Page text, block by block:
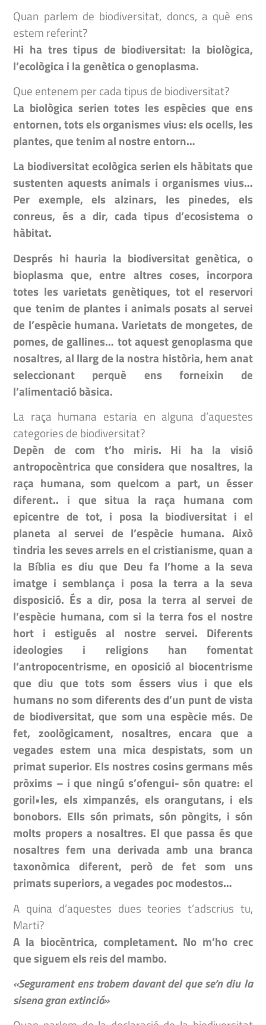
Quan parlem de biodiversitat, doncs, a què ens
estem referint?
Hi ha tres tipus de biodiversitat: la biològica,
l’ecològica i la genètica o genoplasma.
Que entenem per cada tipus de biodiversitat?
La biològica serien totes les espècies que ens
entornen, tots els organismes vius: els ocells, les
plantes, que tenim al nostre entorn…
La biodiversitat ecològica serien els hàbitats que
sustenten aquests animals i organismes vius…
Per exemple, els alzinars, les pinedes, els
conreus, és a dir, cada tipus d’ecosistema o
hàbitat.
Després hi hauria la biodiversitat genètica, o
bioplasma que, entre altres coses, incorpora
totes les varietats genètiques, tot el reservori
que tenim de plantes i animals posats al servei
de l’espècie humana. Varietats de mongetes, de
pomes, de gallines… tot aquest genoplasma que
nosaltres, al llarg de la nostra història, hem anat
seleccionant perquè ens forneixin de
l’alimentació bàsica.
La raça humana estaria en alguna d’aquestes
categories de biodiversitat?
Depèn de com t’ho miris. Hi ha la visió
antropocèntrica que considera que nosaltres, la
raça humana, som quelcom a part, un ésser
diferent.. i que situa la raça humana com
epicentre de tot, i posa la biodiversitat i el
planeta al servei de l’espècie humana. Això
tindria les seves arrels en el cristianisme, quan a
la Bíblia es diu que Deu fa l’home a la seva
imatge i semblança i posa la terra a la seva
disposició. És a dir, posa la terra al servei de
l’espècie humana, com si la terra fos el nostre
hort i estigués al nostre servei. Diferents
ideologies i religions han fomentat
l’antropocentrisme, en oposició al biocentrisme
que diu que tots som éssers vius i que els
humans no som diferents des d’un punt de vista
de biodiversitat, que som una espècie més. De
fet, zoològicament, nosaltres, encara que a
vegades estem una mica despistats, som un
primat superior. Els nostres cosins germans més
pròxims – i que ningú s’ofengui- són quatre: el
goril•les, els ximpanzés, els orangutans, i els
bonobors. Ells són primats, són pòngits, i són
molts propers a nosaltres. El que passa és que
nosaltres fem una derivada amb una branca
taxonòmica diferent, però de fet som uns
primats superiors, a vegades poc modestos…
A quina d’aquestes dues teories t’adscrius tu,
Marti?
A la biocèntrica, completament. No m’ho crec
que siguem els reis del mambo.
«Segurament ens trobem davant del que se’n diu la
sisena gran extinció»